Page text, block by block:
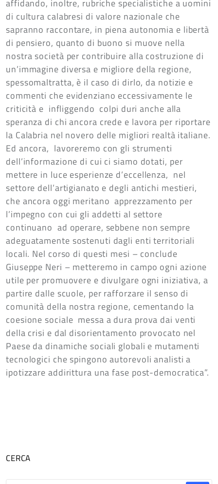
affidando, inoltre, rubriche specialistiche a uomini
di cultura calabresi di valore nazionale che
sapranno raccontare, in piena autonomia e libertà
di pensiero, quanto di buono si muove nella
nostra società per contribuire alla costruzione di
un’immagine diversa e migliore della regione,
spessomaltratta, è il caso di dirlo, da notizie e
commenti che evidenziano eccessivamente le
criticità e infliggendo colpi duri anche alla
speranza di chi ancora crede e lavora per riportare
la Calabria nel novero delle migliori realtà italiane.
Ed ancora, lavoreremo con gli strumenti
dell’informazione di cui ci siamo dotati, per
mettere in luce esperienze d’eccellenza, nel
settore dell’artigianato e degli antichi mestieri,
che ancora oggi meritano apprezzamento per
l’impegno con cui gli addetti al settore
continuano ad operare, sebbene non sempre
adeguatamente sostenuti dagli enti territoriali
locali. Nel corso di questi mesi – conclude
Giuseppe Neri – metteremo in campo ogni azione
utile per promuovere e divulgare ogni iniziativa, a
partire dalle scuole, per rafforzare il senso di
comunità della nostra regione, cementando la
coesione sociale messa a dura prova dai venti
della crisi e dal disorientamento provocato nel
Paese da dinamiche sociali globali e mutamenti
tecnologici che spingono autorevoli analisti a
ipotizzare addirittura una fase post-democratica”.
CERCA